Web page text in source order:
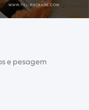
e pesagem